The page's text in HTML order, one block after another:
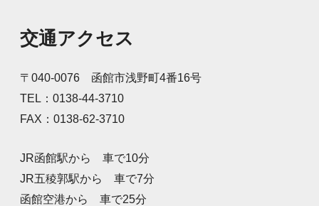
交通アクセス
〒040-0076 函館市浅野町4番16号
TEL：0138-44-3710
FAX：0138-62-3710
JR函館駅から 車で10分
JR五稜郭駅から 車で7分
函館空港から 車で25分